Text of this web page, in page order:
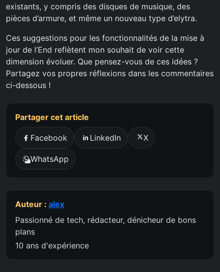
existants, y compris des disques de musique, des
pièces d’armure, et même un nouveau type d’elytra.
Ces suggestions pour les fonctionnalités de la mise à
jour de l’End reflètent mon souhait de voir cette
dimension évoluer. Que pensez-vous de ces idées ?
Partagez vos propres réflexions dans les commentaires
ci-dessous !
Partager cet article
Facebook LinkedIn X
WhatsApp
Auteur : alex
Passionné de tech, rédacteur, dénicheur de bons
plans
10 ans d'expérience